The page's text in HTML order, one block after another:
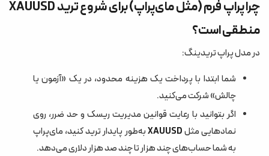
چرا پراپ فرم (مثل مای‌پراپ) برای شروع ترید XAUUSD
منطقی است؟
در مدل پراپ تریدینگ:
شما ابتدا با پرداخت یک هزینه محدود، در یک «آزمون یا
چالش» شرکت می‌کنید.
اگر بتوانید با رعایت قوانین مدیریت ریسک و حد ضرر، روی
نمادهایی مثلXAUUSDبه‌طور پایدار ترید کنید، مای‌پراپ
به شما حساب‌های چند هزار تا چند صد هزار دلاری می‌دهد.